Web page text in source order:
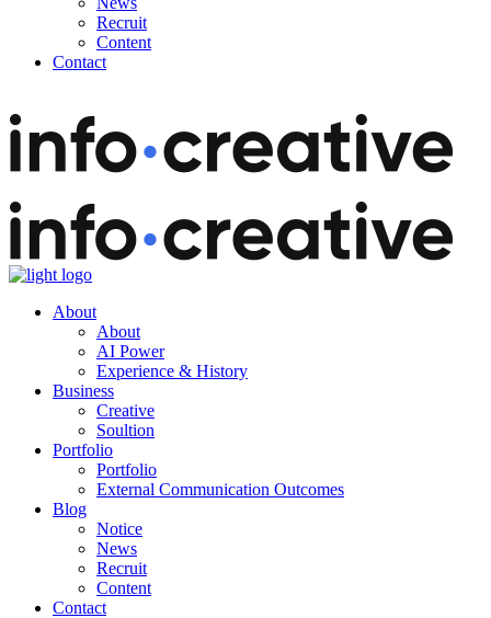
Recruit
Content
Contact
About
About
AI Power
Experience & History
Business
Creative
Soultion
Portfolio
Portfolio
External Communication Outcomes
Blog
Notice
News
Recruit
Content
Contact